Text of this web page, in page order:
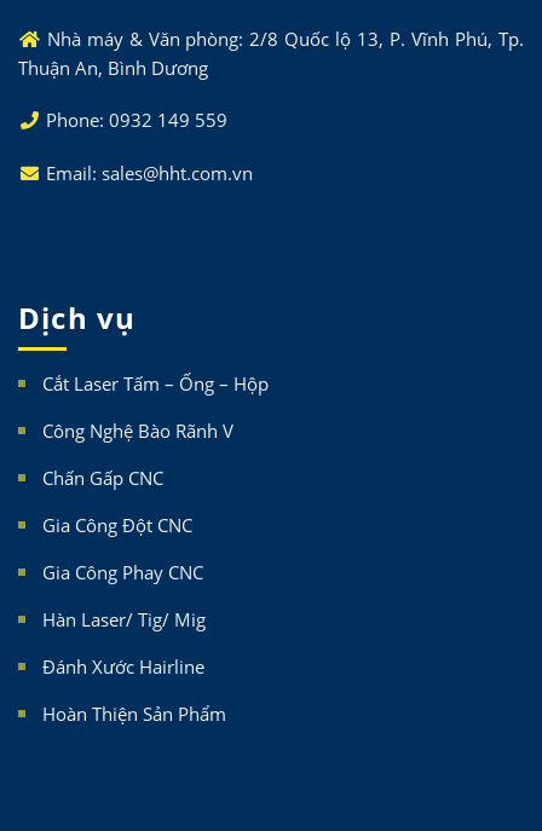
Nhà máy & Văn phòng: 2/8 Quốc lộ 13, P. Vĩnh Phú, Tp.
Thuận An, Bình Dương
Phone: 0932 149 559
Email: sales@hht.com.vn
Dịch vụ
Cắt Laser Tấm – Ống – Hộp
Công Nghệ Bào Rãnh V
Chấn Gấp CNC
Gia Công Đột CNC
Gia Công Phay CNC
Hàn Laser/ Tig/ Mig
Đánh Xước Hairline
Hoàn Thiện Sản Phẩm